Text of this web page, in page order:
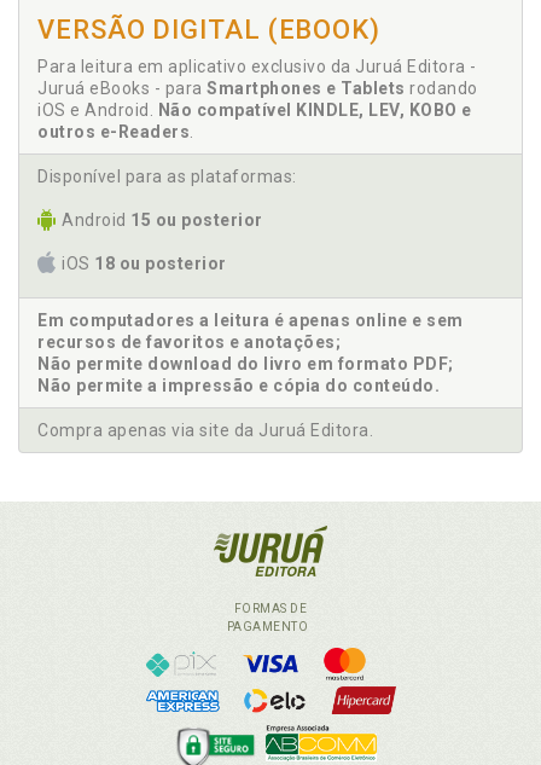
VERSÃO DIGITAL (EBOOK)
Para leitura em aplicativo exclusivo da Juruá Editora -
Juruá eBooks - para Smartphones e Tablets rodando
iOS e Android.
Não compatível KINDLE, LEV, KOBO e
outros e-Readers
Disponível para as plataformas:
Android 15 ou posterior
iOS 18 ou posterior
Em computadores a leitura é apenas online e sem
recursos de favoritos e anotações;
Não permite download do livro em formato PDF;
Não permite a impressão e cópia do conteúdo.
Compra apenas via site da Juruá Editora.
FORMAS DE
PAGAMENTO